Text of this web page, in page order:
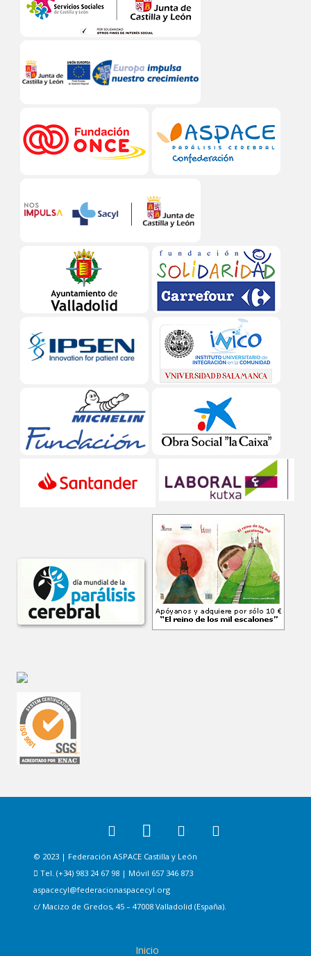
© 2023 | Federación ASPACE Castilla y León
Tel. (+34) 983 24 67 98 | Móvil 657 346 873
aspacecyl@federacionaspacecyl.org
c/ Macizo de Gredos, 45 – 47008 Valladolid (España).
Inicio